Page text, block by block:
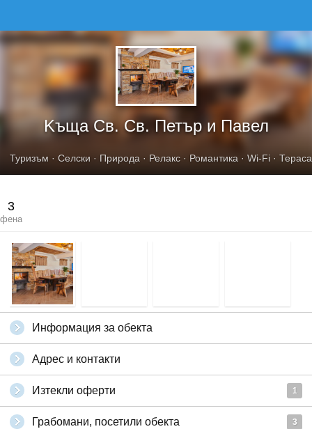
Kъща Св. Св. Петър и Павел
Туризъм · Селски · Природа · Релакс · Романтика · Wi-Fi · Тераса
3
фена
Информация за обекта
Адрес и контакти
Изтекли оферти 1
Грабомани, посетили обекта 3